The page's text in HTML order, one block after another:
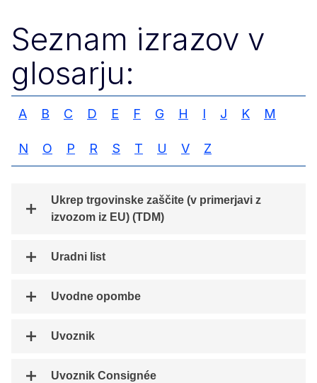
Seznam izrazov v
glosarju:
A B C D E F G H I J K M
N O P R S T U V Z
Ukrep trgovinske zaščite (v primerjavi z
izvozom iz EU) (TDM)
Uradni list
Uvodne opombe
Uvoznik
Uvoznik Consignée